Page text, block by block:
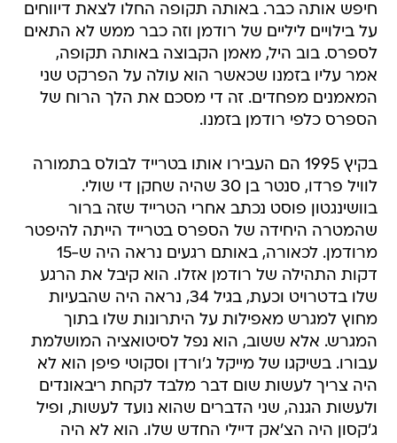
חיפש אותה כבר. באותה תקופה החלו לצאת דיווחים
על בילויים ליליים של רודמן וזה כבר ממש לא התאים
לספרס. בוב היל, מאמן הקבוצה באותה תקופה,
אמר עליו בזמנו שכאשר הוא עולה על הפרקט שני
המאמנים מפחדים. זה די מסכם את הלך הרוח של
הספרס כלפי רודמן בזמנו.
בקיץ 1995 הם העבירו אותו בטרייד לבולס בתמורה
לוויל פרדו, סנטר בן 30 שהיה שחקן די שולי.
בוושינגטון פוסט נכתב אחרי הטרייד שזה ברור
שהמטרה היחידה של הספרס בטרייד הייתה להיפטר
מרודמן. לכאורה, באותם רגעים נראה היה ש-15
דקות התהילה של רודמן אזלו. הוא קיבל את הרגע
שלו בדטרויט וכעת, בגיל 34, נראה היה שהבעיות
מחוץ למגרש מאפילות על היתרונות שלו בתוך
המגרש. אלא ששוב, הוא נפל לסיטואציה המושלמת
עבורו. בשיקגו של מייקל ג'ורדן וסקוטי פיפן הוא לא
היה צריך לעשות שום דבר מלבד לקחת ריבאונדים
ולעשות הגנה, שני הדברים שהוא נועד לעשות, ופיל
ג'קסון היה הצ'אק דיילי החדש שלו. הוא לא היה